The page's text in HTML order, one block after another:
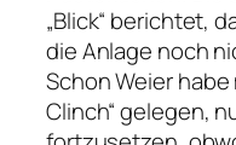
„Blick“ berichtet,
die Anlage noch
Schon Weier
Clinch“ gelegen,